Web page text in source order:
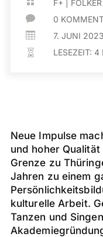
F+
 0
 7. JUNI 2023
 LESEZEIT: 4
Neue Impulse
und hoher
Grenze zu
Jahren zu einem
kulturelle Arbeit.
Tanzen und